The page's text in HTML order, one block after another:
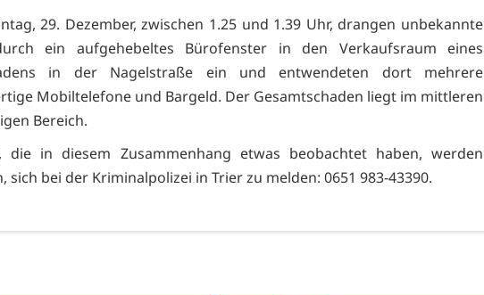
29. Dezember, zwischen 1.25 und 1.39 Uhr, drangen unbekannte
ein aufgehebeltes Bürofenster in den Verkaufsraum eines
in der Nagelstraße ein und entwendeten dort mehrere
Mobiltelefone und Bargeld. Der Gesamtschaden liegt im mittleren
Bereich.
die in diesem Zusammenhang etwas beobachtet haben, werden
sich bei der Kriminalpolizei in Trier zu melden: 0651 983-43390.